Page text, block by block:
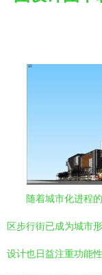
随着城市化进程
区步行街已成为城市
设计也日益注重功能